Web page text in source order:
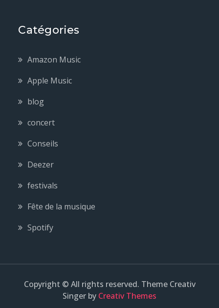
Catégories
Amazon Music
Apple Music
blog
concert
Conseils
Deezer
festivals
Fête de la musique
Spotify
Copyright © All rights reserved. Theme Creativ
Singer by Creativ Themes